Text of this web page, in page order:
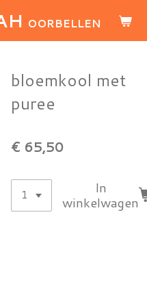
OORBELLEN
bloemkool met
puree
€ 65,50
In
winkelwagen